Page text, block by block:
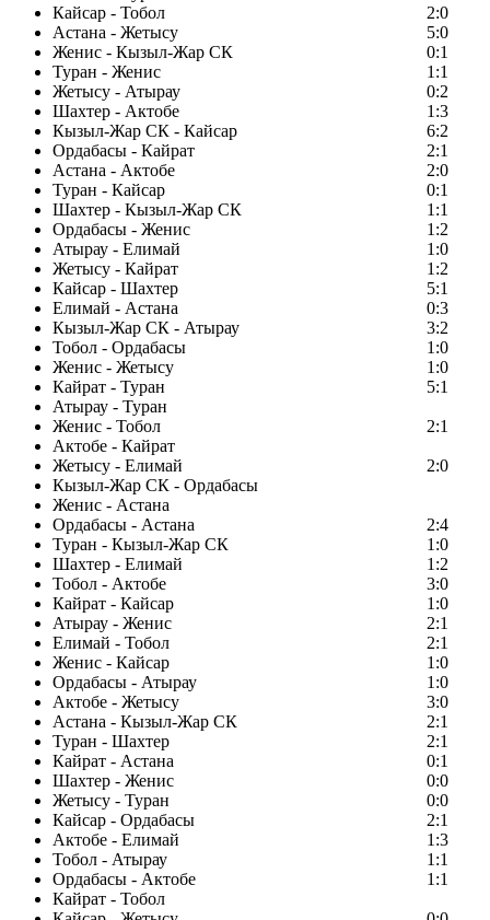
Кайсар - Тобол
2:0
Астана - Жетысу
5:0
Женис - Кызыл-Жар СК
0:1
Туран - Женис
1:1
Жетысу - Атырау
0:2
Шахтер - Актобе
1:3
Кызыл-Жар СК - Кайсар
6:2
Ордабасы - Кайрат
2:1
Астана - Актобе
2:0
Туран - Кайсар
0:1
Шахтер - Кызыл-Жар СК
1:1
Ордабасы - Женис
1:2
Атырау - Елимай
1:0
Жетысу - Кайрат
1:2
Кайсар - Шахтер
5:1
Елимай - Астана
0:3
Кызыл-Жар СК - Атырау
3:2
Тобол - Ордабасы
1:0
Женис - Жетысу
1:0
Кайрат - Туран
5:1
Атырау - Туран
Женис - Тобол
2:1
Актобе - Кайрат
Жетысу - Елимай
2:0
Кызыл-Жар СК - Ордабасы
Женис - Астана
Ордабасы - Астана
2:4
Туран - Кызыл-Жар СК
1:0
Шахтер - Елимай
1:2
Тобол - Актобе
3:0
Кайрат - Кайсар
1:0
Атырау - Женис
2:1
Елимай - Тобол
2:1
Женис - Кайсар
1:0
Ордабасы - Атырау
1:0
Актобе - Жетысу
3:0
Астана - Кызыл-Жар СК
2:1
Туран - Шахтер
2:1
Кайрат - Астана
0:1
Шахтер - Женис
0:0
Жетысу - Туран
0:0
Кайсар - Ордабасы
2:1
Актобе - Елимай
1:3
Тобол - Атырау
1:1
Ордабасы - Актобе
1:1
Кайрат - Тобол